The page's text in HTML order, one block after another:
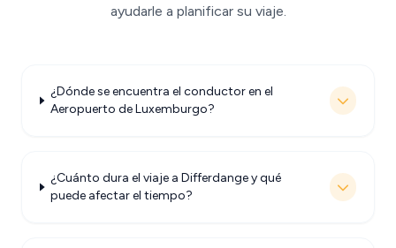
ayudarle a planificar su viaje.
¿Dónde se encuentra el conductor en el
Aeropuerto de Luxemburgo?
¿Cuánto dura el viaje a Differdange y qué
puede afectar el tiempo?